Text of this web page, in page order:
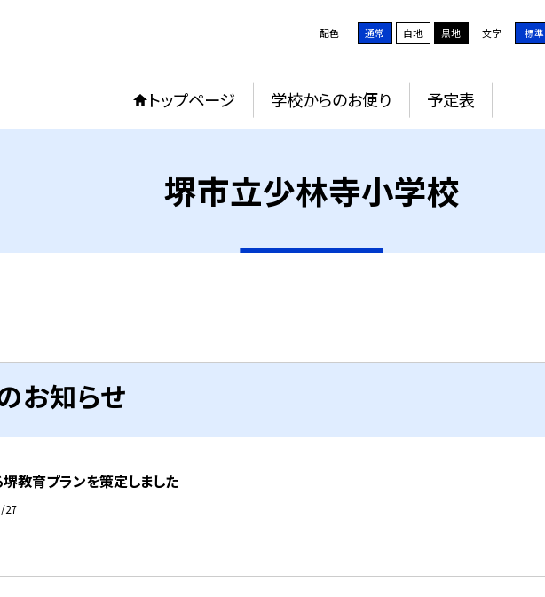
配色 通常 白地 黒地 文字 標準
トップページ 学校からのお便り 予定表
堺市立少林寺小学校
お知らせ
育プランを策定しました
27